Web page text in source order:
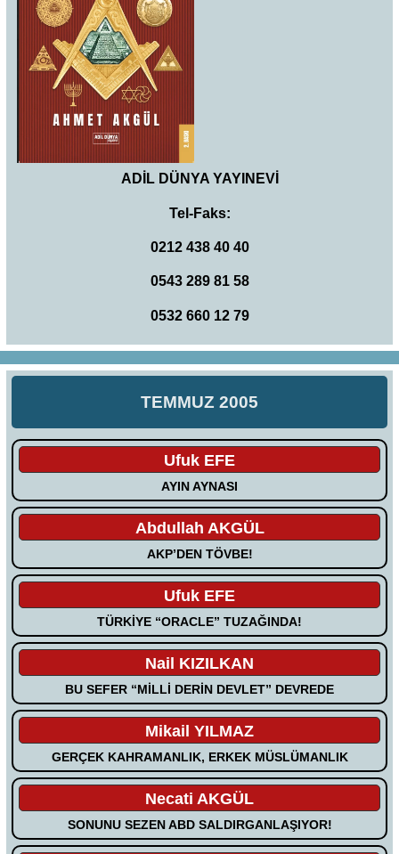
ADİL DÜNYA YAYINEVİ
Tel-Faks:
0212 438 40 40
0543 289 81 58
0532 660 12 79
TEMMUZ 2005
Ufuk EFE
AYIN AYNASI
Abdullah AKGÜL
AKP’DEN TÖVBE!
Ufuk EFE
TÜRKİYE “ORACLE” TUZAĞINDA!
Nail KIZILKAN
BU SEFER “MİLLİ DERİN DEVLET” DEVREDE
Mikail YILMAZ
GERÇEK KAHRAMANLIK, ERKEK MÜSLÜMANLIK
Necati AKGÜL
SONUNU SEZEN ABD SALDIRGANLAŞIYOR!